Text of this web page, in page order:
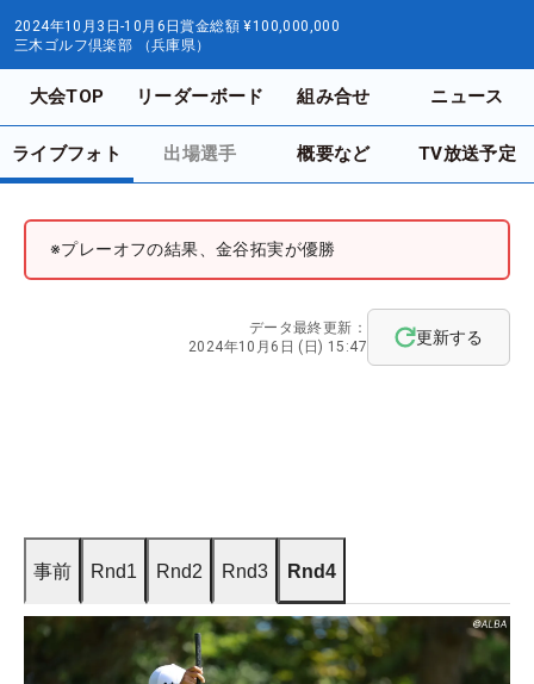
2024年10月3日-10月6日賞金総額 ¥100,000,000
三木ゴルフ倶楽部 （兵庫県）
大会TOP リーダーボード 組み合せ ニュース
ライブフォト 出場選手 概要など TV放送予定
※プレーオフの結果、金谷拓実が優勝
データ最終更新：
2024年10月6日 (日) 15:47
更新する
事前 Rnd1 Rnd2 Rnd3 Rnd4